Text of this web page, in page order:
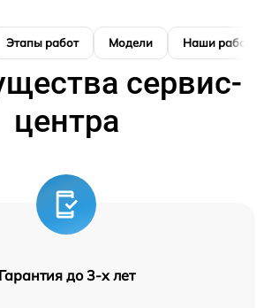
Этапы работ Модели Наши работы
сервис-
центра
Гарантия до 3-х лет